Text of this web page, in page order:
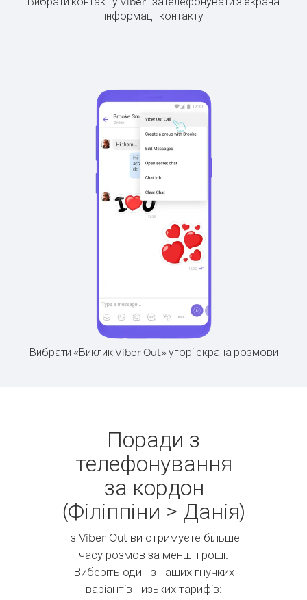
інформації контакту
Вибрати «Виклик Viber Out» угорі екрана розмови
Поради з
телефонування
за кордон
(Філіппіни > Данія)
Із Viber Out ви отримуєте більше
часу розмов за менші гроші.
Виберіть один з наших гнучких
варіантів низьких тарифів: